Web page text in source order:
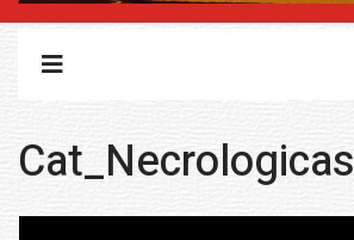
Cat_Necrologicas